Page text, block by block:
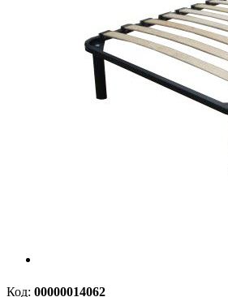
Код: 00000014062